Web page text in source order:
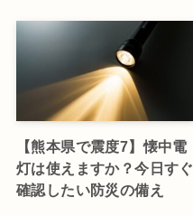
【熊本県で震度7】懐中電
灯は使えますか？今日すぐ
確認したい防災の備え